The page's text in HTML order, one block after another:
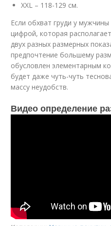
XXL – 118-129 см.
Если обхват груди у
цифрой, которая
двух разных размерных
предпочтение большему
обусловлен элементарным
будет даже чуть-чуть
массу неудобств.
Видео определение